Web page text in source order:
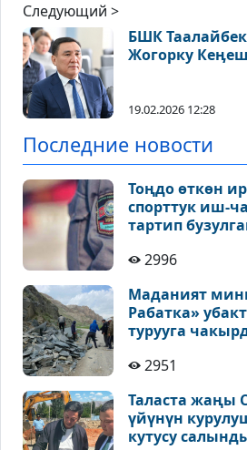
Следующий >
БШК
Жогорку
19.02.2026 12:28
Последние новости
Тоңдо өткөн
спорттук иш-
тартип
2996
Маданият
Рабатка»
турууга
2951
Таласта жаңы
үйүнүн
кутусу